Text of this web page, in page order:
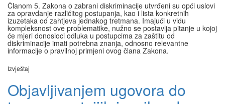
Članom 5. Zakona o zabrani diskriminacije utvrđeni su opći uslovi
za opravdanje različitog postupanja, kao i lista konkretnih
izuzetaka od zahtjeva jednakog tretmana. Imajući u vidu
kompleksnost ove problematike, nužno se postavlja pitanje u kojoj
će mjeri donosioci odluka u postupcima za zaštitu od
diskriminacije imati potrebna znanja, odnosno relevantne
informacije o pravilnoj primjeni ovog člana Zakona.
Izvještaj
Objavljivanjem ugovora do